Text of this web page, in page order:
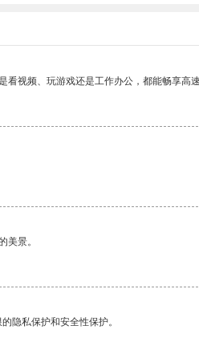
视频、玩游戏还是工作办公，都能畅享高
美景。
隐私保护和安全性保护。